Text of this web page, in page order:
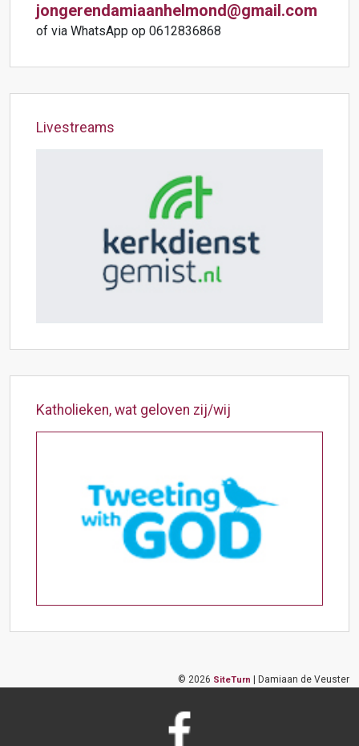
jongerendamiaanhelmond@gmail.com
of via WhatsApp op 0612836868
Livestreams
Katholieken, wat geloven zij/wij
© 2026 SiteTurn | Damiaan de Veuster